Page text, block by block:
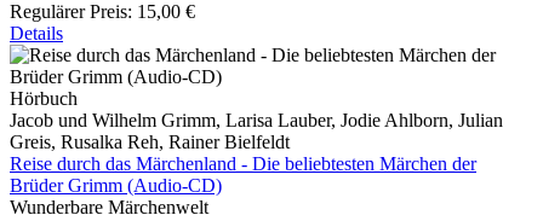
Regulärer Preis: 15,00 €
Details
Hörbuch
Jacob und Wilhelm Grimm, Larisa Lauber, Jodie Ahlborn, Julian
Greis, Rusalka Reh, Rainer Bielfeldt
Reise durch das Märchenland - Die beliebtesten Märchen der
Brüder Grimm (Audio-CD)
Wunderbare Märchenwelt